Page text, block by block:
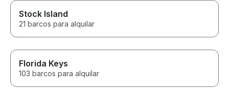
Stock Island
21 barcos para alquilar
Florida Keys
103 barcos para alquilar